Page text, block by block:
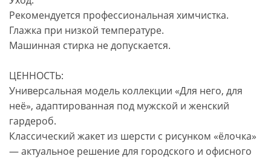
Рекомендуется профессиональная химчистка.
Глажка при низкой температуре.
Машинная стирка не допускается.
ЦЕННОСТЬ:
Универсальная модель коллекции «Для него, для
неё», адаптированная под мужской и женский
гардероб.
Классический жакет из шерсти с рисунком «ёлочка»
— актуальное решение для городского и офисного